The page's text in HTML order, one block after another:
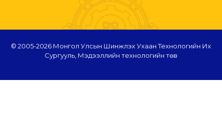
© 2005-2026 Монгол Улсын Шинжлэх Ухаан Технологийн Их
Сургууль, Мэдээллийн технологийн төв